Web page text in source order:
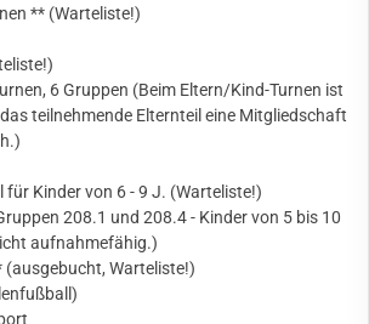
** (Warteliste!)
6 Gruppen (Beim Eltern/Kind-Turnen ist
teilnehmende Elternteil eine Mitgliedschaft
Kinder von 6 - 9 J. (Warteliste!)
208.1 und 208.4 - Kinder von 5 bis 10
aufnahmefähig.)
Warteliste!)